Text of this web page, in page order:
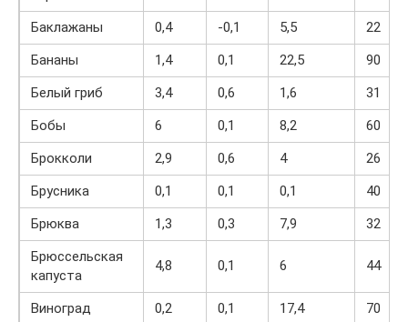
Баклажаны
0,4 -0,1 5,5
22
Бананы
1,4 0,1 22,5
90
Белый гриб
3,4 0,6 1,6
31
Бобы
6 0,1 8,2
60
Брокколи
2,9 0,6 4
26
Брусника
0,1 0,1 0,1
40
Брюква
1,3 0,3 7,9
32
Брюссельская
капуста
4,8 0,1 6 44
Виноград 0,2 0,1 17,4
70